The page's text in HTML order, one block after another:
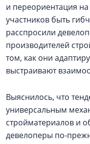
и переориентация
участников быть
расспросили
производителей
том, как они
выстраивают
Выяснилось, что
универсальным
стройматериалов и
девелоперы по-